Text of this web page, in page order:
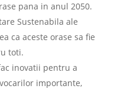
pana in anul 2050.
Sustenabila ale
ca aceste orase sa fie
toti.
inovatii pentru a
importante,